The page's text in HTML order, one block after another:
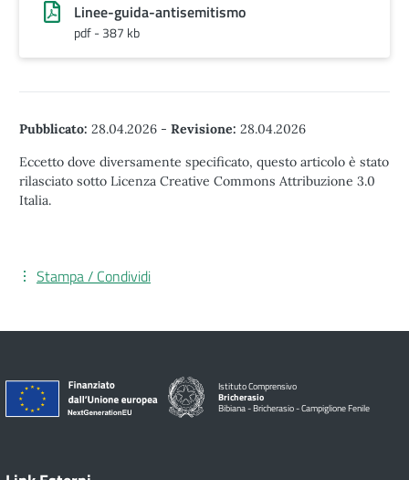
Linee-guida-antisemitismo
pdf - 387 kb
Pubblicato: 28.04.2026 - Revisione: 28.04.2026
Eccetto dove diversamente specificato, questo articolo è stato
rilasciato sotto Licenza Creative Commons Attribuzione 3.0
Italia.
Stampa / Condividi
Istituto Comprensivo
Bricherasio
Bibiana - Bricherasio - Campiglione Fenile